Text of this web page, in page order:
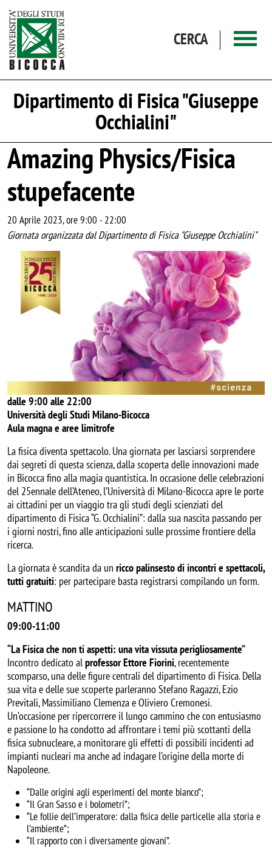
CERCA
Dipartimento di Fisica "Giuseppe
Occhialini"
Amazing Physics/Fisica
stupefacente
20 Aprile 2023, ore 9:00 -22:00
Giornata organizzata dal Dipartimento di Fisica "Giuseppe Occhialini"
Image
dalle 9:00 alle 22:00
Università degli Studi Milano-Bicocca
Aula magna e aree limitrofe
La fisica diventa spettacolo. Una giornata per lasciarsi sorprendere
dai segreti di questa scienza, dalla scoperta delle innovazioni made
in Bicocca fino alla magia quantistica. In occasione delle celebrazioni
del 25ennale dell’Ateneo, l’Università di Milano-Bicocca apre le porte
ai cittadini per un viaggio tra gli studi degli scienziati del
dipartimento di Fisica “G. Occhialini”: dalla sua nascita passando per
i giorni nostri, fino alle anticipazioni sulle prossime frontiere della
ricerca.
La giornata è scandita da un ricco palinsesto di incontri e spettacoli,
tutti gratuiti: per partecipare basta registrarsi compilando un form.
MATTINO
09:00-11:00
“La Fisica che non ti aspetti: una vita vissuta perigliosamente”
Incontro dedicato alprofessor Ettore Fiorini, recentemente
scomparso, una delle figure centrali del dipartimento di Fisica. Della
sua vita e delle sue scoperte parleranno Stefano Ragazzi, Ezio
Previtali, Massimiliano Clemenza e Oliviero Cremonesi.
Un’occasione per ripercorrere il lungo cammino che con entusiasmo
e passione lo ha condotto ad affrontare i temi più scottanti della
fisica subnucleare, a monitorare gli effetti di possibili incidenti ad
impianti nucleari ma anche ad indagare l’origine della morte di
Napoleone.
“Dalle origini agli esperimenti del monte bianco”;
“Il Gran Sasso e i bolometri”;
“Le follie dell’imperatore: dalla fisica delle particelle alla storia e
l’ambiente”;
“Il rapporto con i diversamente giovani”.